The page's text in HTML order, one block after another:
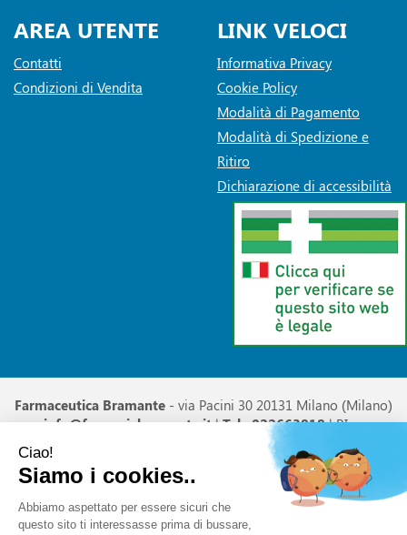
AREA UTENTE
Contatti
Condizioni di Vendita
LINK VELOCI
Informativa Privacy
Cookie Policy
Modalità di Pagamento
Modalità di Spedizione e
Ritiro
Dichiarazione di accessibilità
Farmaceutica Bramante - via Pacini 30 20131 Milano (Milano)
info@farmaciabramante.it|Tel.: 022663818| P.Iva:
01032620153 | Numero R.E.A.:
Powered byPrenofa Web DesignFulcri srl